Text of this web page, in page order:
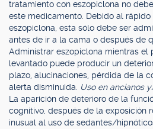
tratamiento con eszopiclona no
este medicamento. Debido al
eszopiclona, esta sólo debe ser
antes de ir a la cama o después de
Administrar eszopiclona mientras el
levantado puede producir un
plazo, alucinaciones, pérdida de la
alerta disminuida.
Uso en ancianos
La aparición de deterioro de la
cognitivo, después de la exposición
inusual al uso de sedantes/